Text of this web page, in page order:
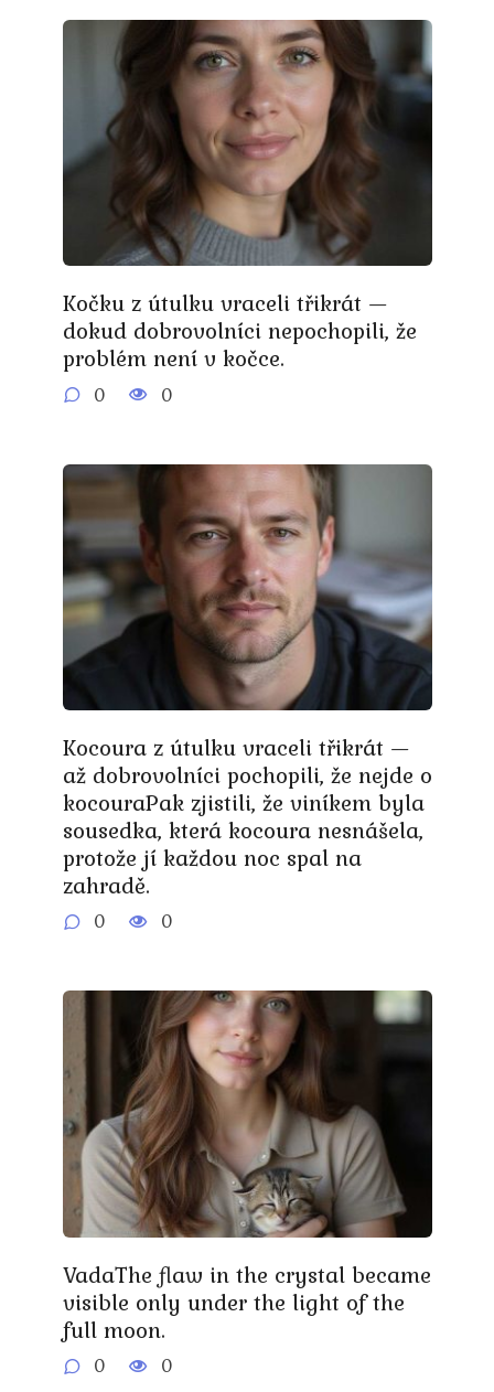
Kočku z útulku vraceli třikrát —
dokud dobrovolníci nepochopili, že
problém není v kočce.
0 0
Kocoura z útulku vraceli třikrát —
až dobrovolníci pochopili, že nejde o
kocouraPak zjistili, že viníkem byla
sousedka, která kocoura nesnášela,
protože jí každou noc spal na
zahradě.
0 0
VadaThe flaw in the crystal became
visible only under the light of the
full moon.
0 0